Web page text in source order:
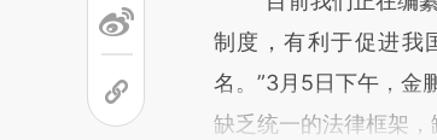
制度，有利于促进我
名。”3月5日下午，金
缺乏统一的法律框架，